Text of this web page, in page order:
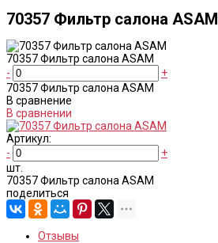
70357 Фильтр салона ASAM
70357 Фильтр салона ASAM
-
+
70357 Фильтр салона ASAM
В сравнение
В сравнении
Артикул:
-
+
шт.
70357 Фильтр салона ASAM
поделиться
Отзывы